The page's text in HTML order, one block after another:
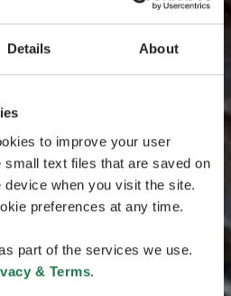
Details About
to improve your user
text files that are saved on
when you visit the site.
preferences at any time.
part of the services we use.
& Terms.